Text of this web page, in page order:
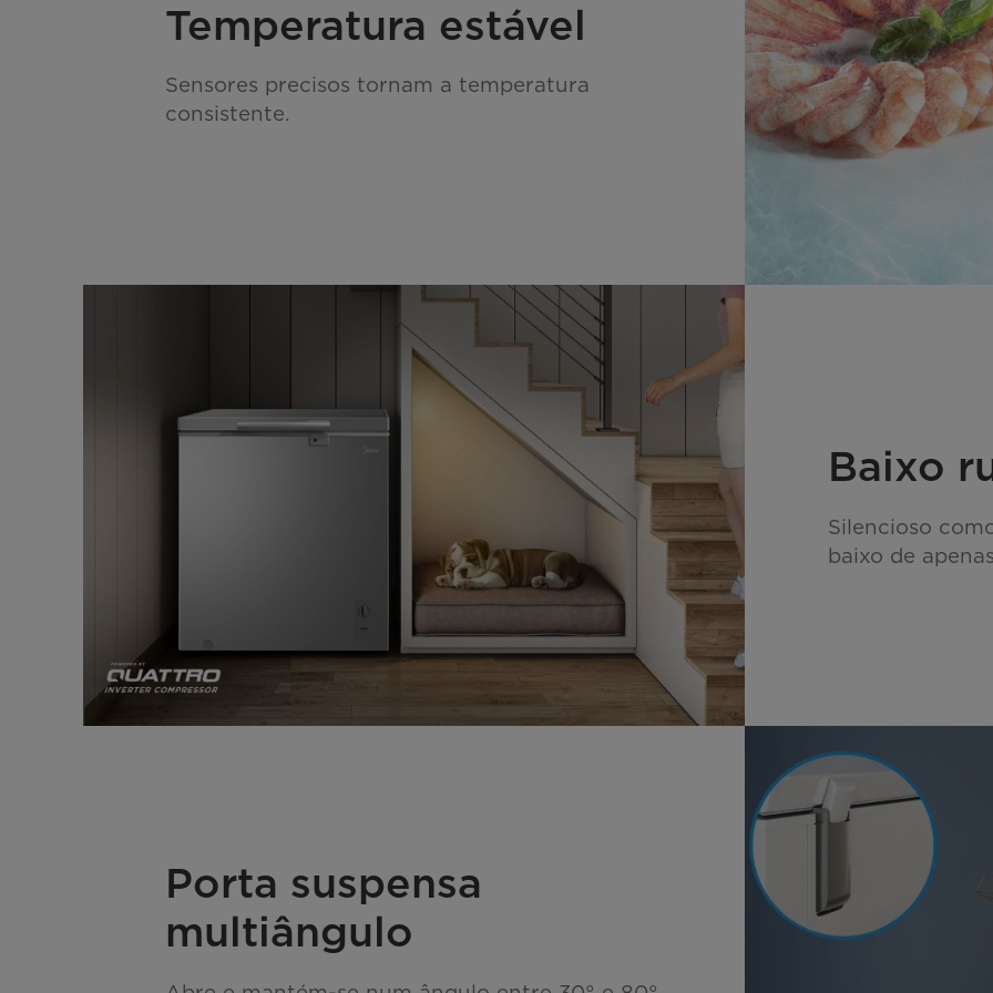
Temperatura estável
Sensores precisos tornam a temperatura
consistente.
Baixo
Silencioso
baixo de
Porta suspensa
multiângulo